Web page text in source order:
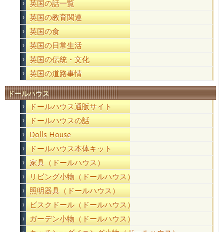
英国の話一覧
英国の教育関連
英国の食
英国の日常生活
英国の伝統・文化
英国の道路事情
ドールハウス
ドールハウス通販サイト
ドールハウスの話
Dolls House
ドールハウス本体キット
家具（ドールハウス）
リビング小物（ドールハウス）
照明器具（ドールハウス）
ビスクドール（ドールハウス）
ガーデン小物（ドールハウス）